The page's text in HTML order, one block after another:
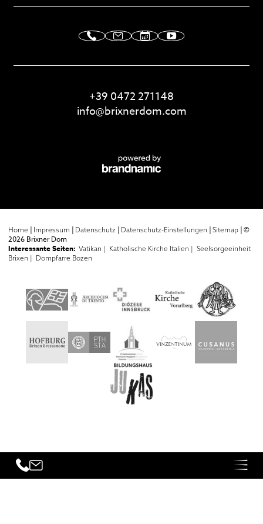
+39 0472 271148
info@brixnerdom.com
Home | Impressum | Datenschutz | Datenschutz-Einstellungen | Sitemap |©
2026 Brixner Dom
Interessante Seiten: Vatikan | Katholische Kirche Italien | Seelsorgeeinheit
Brixen | Dompfarre Bozen